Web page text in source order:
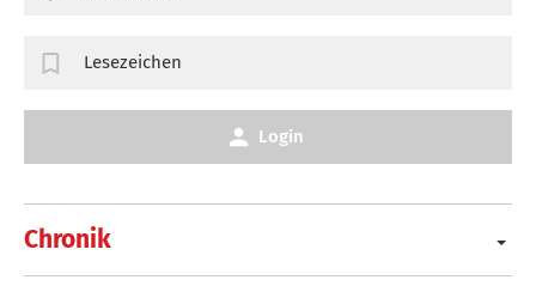
Chronik
Lesezeichen
Login